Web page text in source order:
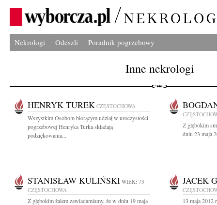
Nekrologi Odeszli Poradnik pogrzebowy
Inne nekrologi
HENRYK TUREK CZĘSTOCHOWA
Wszystkim Osobom biorącym udział w uroczystości
pogrzebowej Henryka Turka składają
podziękowania...
Z głębokim
dniu 23 maja
STANISŁAW KULIŃSKI WIEK: 73
CZĘSTOCHOWA
Z głębokim żalem zawiadamiamy, że w dniu 19 maja
JACEK
13 maja 2012